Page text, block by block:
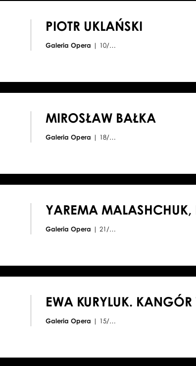
PIOTR UKLAŃSKI
Galeria Opera | 10/…
MIROSŁAW BAŁKA
Galeria Opera | 18/…
YAREMA
Galeria Opera | 21/…
EWA KURYLUK. KANGÓR
Galeria Opera | 15/…